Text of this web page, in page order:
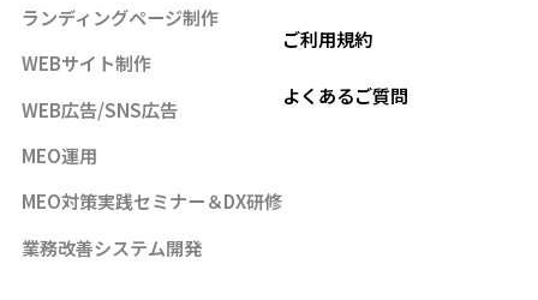
ランディングページ制作
WEBサイト制作
WEB広告/SNS広告
MEO運用
MEO対策実践セミナー＆DX研修
業務改善システム開発
ご利用規約
よくあるご質問